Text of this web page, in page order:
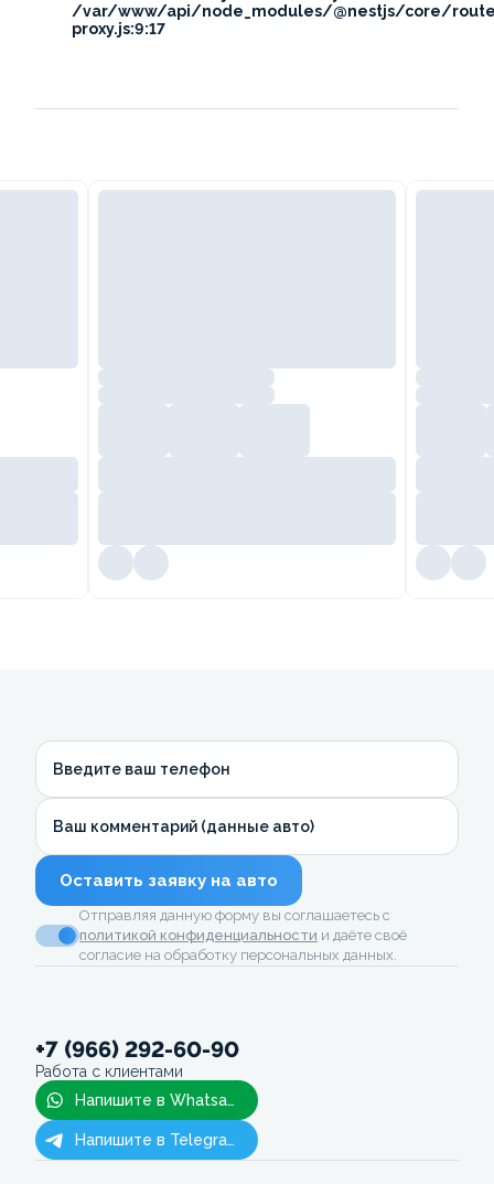
/var/www/api/node_modules/@nestjs/core/
proxy.js:9:17
Введите ваш телефон
Ваш комментарий (данные авто)
Оставить заявку на авто
Отправляя данную форму вы соглашаетесь с
политикой конфиденциальности и даёте своё
согласие на обработку персональных данных.
+7 (966) 292-60-90
Работа с клиентами
Напишите в Whatsapp
Напишите в Telegram